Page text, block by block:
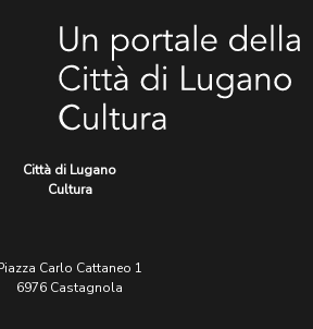
Città di Lugano
Cultura
Carlo Cattaneo 1
6976 Castagnola